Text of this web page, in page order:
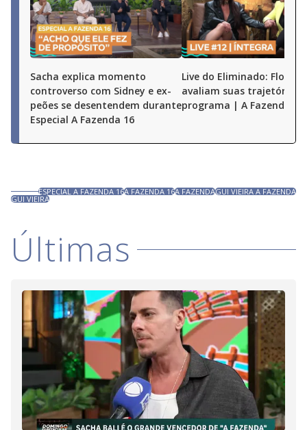
Sacha explica momento
controverso com Sidney e ex-
peões se desentendem durante
Especial A Fazenda 16
Live do Eliminado: Flor e
avaliam suas trajetórias
programa | A Fazenda 16
ESPECIAL A FAZENDA 16A FAZENDA 16A FAZENDAGUI VIEIRA A FAZENDA
GUI VIEIRA
Últimas